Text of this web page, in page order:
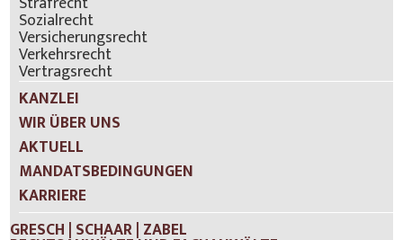
Sozialrecht
Versicherungsrecht
Verkehrsrecht
Vertragsrecht
KANZLEI
WIR ÜBER UNS
AKTUELL
MANDATSBEDINGUNGEN
KARRIERE
GRESCH | SCHAAR | ZABEL